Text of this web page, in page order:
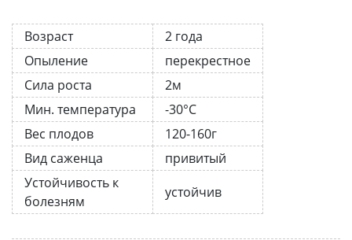
Возраст
2 года
Опыление
перекрестное
Сила роста
2м
Мин. температура
-30°C
Вес плодов
120-160г
Вид саженца
привитый
Устойчивость к
болезням
устойчив